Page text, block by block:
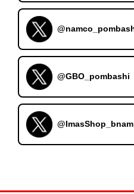
@GBO_pombashi
@ImasShop_bnam